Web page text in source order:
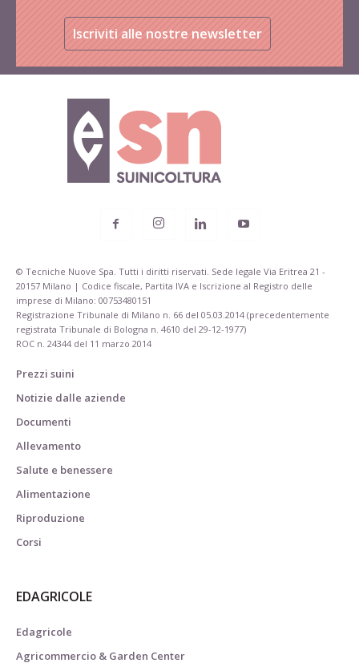
Iscriviti alle nostre newsletter
© Tecniche Nuove Spa. Tutti i diritti riservati. Sede legale Via Eritrea 21 -
20157 Milano | Codice fiscale, Partita IVA e Iscrizione al Registro delle
imprese di Milano: 00753480151
Registrazione Tribunale di Milano n. 66 del 05.03.2014 (precedentemente
registrata Tribunale di Bologna n. 4610 del 29-12-1977)
ROC n. 24344 del 11 marzo 2014
Prezzi suini
Notizie dalle aziende
Documenti
Allevamento
Salute e benessere
Alimentazione
Riproduzione
Corsi
EDAGRICOLE
Edagricole
Agricommercio & Garden Center